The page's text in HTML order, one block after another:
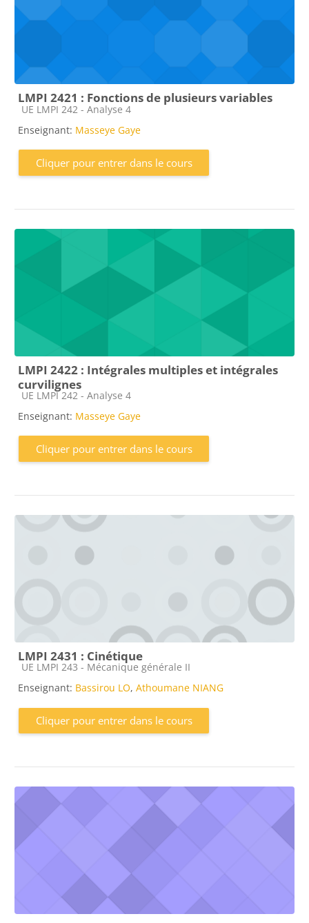
LMPI 2421 : Fonctions de plusieurs variables
Catégorie de cours
UE LMPI 242 - Analyse 4
Enseignant: Masseye Gaye
Cliquer pour entrer dans le cours
LMPI 2422 : Intégrales multiples et intégrales
curvilignes
Catégorie de cours
UE LMPI 242 - Analyse 4
Enseignant: Masseye Gaye
Cliquer pour entrer dans le cours
LMPI 2431 : Cinétique
Catégorie de cours
UE LMPI 243 - Mécanique générale II
Enseignant: Bassirou LO, Athoumane NIANG
Cliquer pour entrer dans le cours